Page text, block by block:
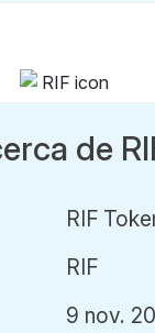
de
RIF
RIF
9 nov.